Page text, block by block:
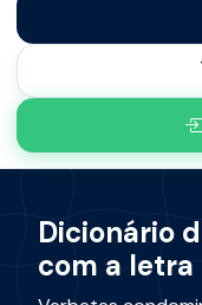
Dicionário
com a letra